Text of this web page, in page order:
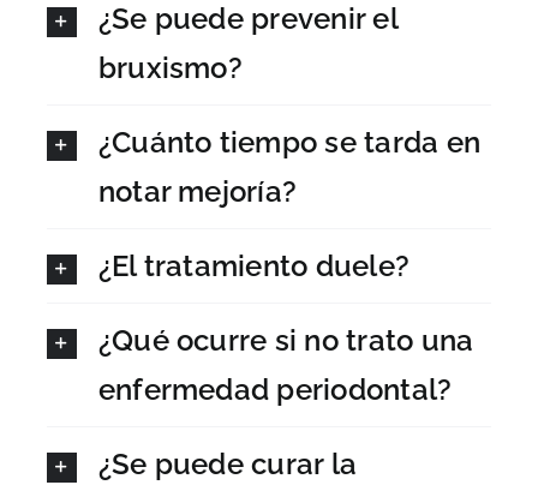
¿Se puede prevenir el
bruxismo?
¿Cuánto tiempo se tarda en
notar mejoría?
¿El tratamiento duele?
¿Qué ocurre si no trato una
enfermedad periodontal?
¿Se puede curar la